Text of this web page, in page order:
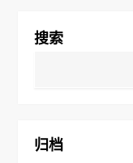
搜索
归档